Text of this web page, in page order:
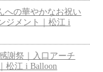
への華やかなお祝い
ジメント｜松江 i
謝祭｜入口アーチ
松江 i Balloon